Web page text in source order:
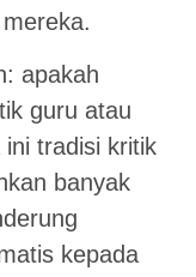
apakah
guru atau
tradisi kritik
banyak
kepada